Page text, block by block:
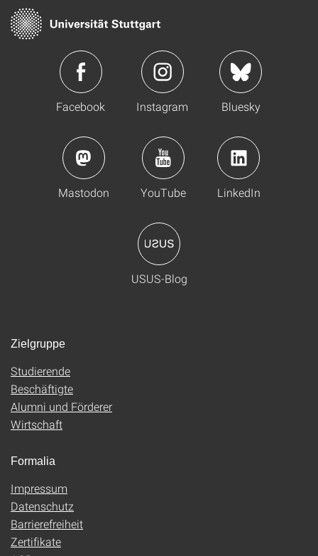
Facebook Instagram Bluesky
Mastodon YouTube LinkedIn
USUS-Blog
Zielgruppe
Studierende
Beschäftigte
Alumni und Förderer
Wirtschaft
Formalia
Impressum
Datenschutz
Barrierefreiheit
Zertifikate